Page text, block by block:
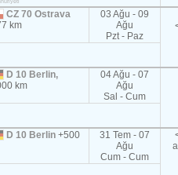
CZ 70 Ostrava
km
03 Ağu - 09
Ağu
Pzt - Paz
D 10 Berlin,
km
04 Ağu - 07
Ağu
Sal - Cum
D 10 Berlin+500
31 Tem - 07
Ağu
Cum - Cum